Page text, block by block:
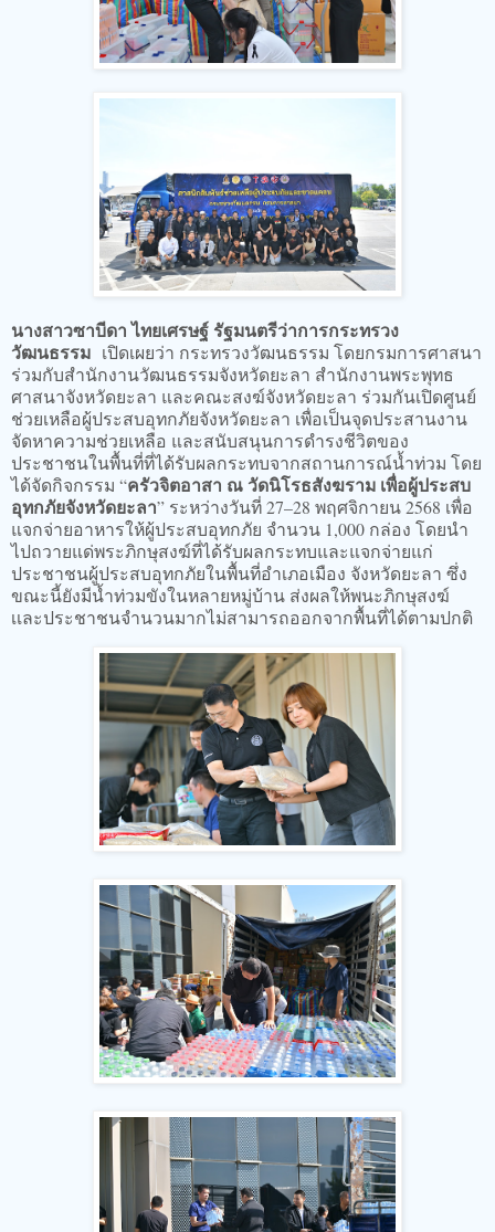
นางสาวซาบีดา ไทยเศรษฐ์ รัฐมนตรีว่าการกระทรวง
วัฒนธรรม เปิดเผยว่า กระทรวงวัฒนธรรม โดยกรมการศาสนา
ร่วมกับสำนักงานวัฒนธรรมจังหวัดยะลา สำนักงานพระพุทธ
ศาสนาจังหวัดยะลา และคณะสงฆ์จังหวัดยะลา ร่วมกันเปิดศูนย์
ช่วยเหลือผู้ประสบอุทกภัยจังหวัดยะลา เพื่อเป็นจุดประสานงาน
จัดหาความช่วยเหลือ และสนับสนุนการดำรงชีวิตของ
ประชาชนในพื้นที่ที่ได้รับผลกระทบจากสถานการณ์น้ำท่วม โดย
ได้จัดกิจกรรม “ครัวจิตอาสา ณ วัดนิโรธสังฆราม เพื่อผู้ประสบ
อุทกภัยจังหวัดยะลา” ระหว่างวันที่ 27–28 พฤศจิกายน 2568 เพื่อ
แจกจ่ายอาหารให้ผู้ประสบอุทกภัย จำนวน 1,000 กล่อง โดยนำ
ไปถวายแด่พระภิกษุสงฆ์ที่ได้รับผลกระทบและแจกจ่ายแก่
ประชาชนผู้ประสบอุทกภัยในพื้นที่อำเภอเมือง จังหวัดยะลา ซึ่ง
ขณะนี้ยังมีน้ำท่วมขังในหลายหมู่บ้าน ส่งผลให้พนะภิกษุสงฆ์
เเละประชาชนจำนวนมากไม่สามารถออกจากพื้นที่ได้ตามปกติ